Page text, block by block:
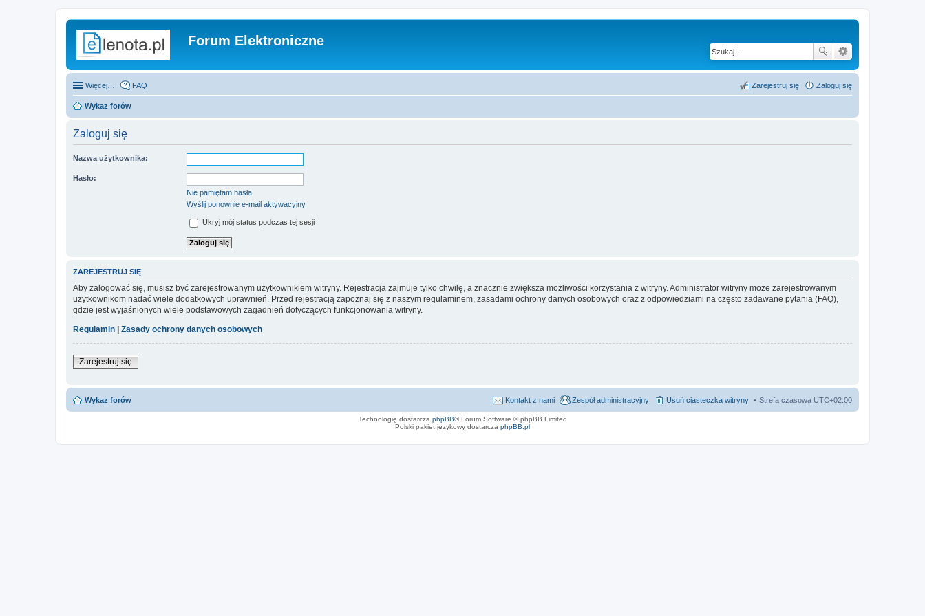
Forum Elektroniczne
Więcej… FAQ Zaloguj się
Zarejestruj się
Wykaz forów
Zaloguj się
Nazwa użytkownika:
Hasło:
Nie pamiętam hasła
Wyślij ponownie e-mail aktywacyjny
Ukryj mój status podczas tej sesji
ZAREJESTRUJ SIĘ
Aby zalogować się, musisz być zarejestrowanym użytkownikiem witryny. Rejestracja zajmuje tylko chwilę, a znacznie zwiększa możliwości korzystania z witryny. Administrator witryny może zarejestrowanym
użytkownikom nadać wiele dodatkowych uprawnień. Przed rejestracją zapoznaj się z naszym regulaminem, zasadami ochrony danych osobowych oraz z odpowiedziami na często zadawane pytania (FAQ),
gdzie jest wyjaśnionych wiele podstawowych zagadnień dotyczących funkcjonowania witryny.
Regulamin | Zasady ochrony danych osobowych
Zarejestruj się
Wykaz forów Strefa czasowa UTC+02:00
Usuń ciasteczka witryny
Zespół administracyjny
Kontakt z nami
Technologię dostarcza phpBB® Forum Software © phpBB Limited
Polski pakiet językowy dostarcza phpBB.pl